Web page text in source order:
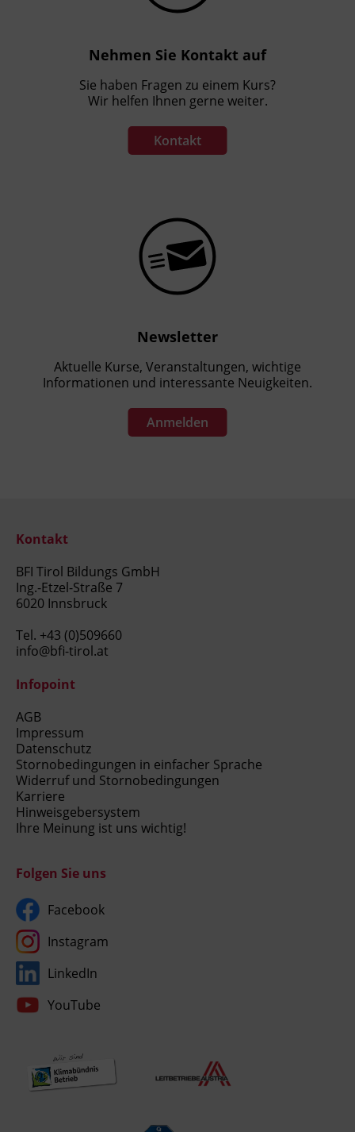
Nehmen Sie Kontakt auf
Sie haben Fragen zu einem Kurs?
Wir helfen Ihnen gerne weiter.
Kontakt
Newsletter
Aktuelle Kurse, Veranstaltungen, wichtige
Informationen und interessante Neuigkeiten.
Anmelden
Kontakt
BFI Tirol Bildungs GmbH
Ing.-Etzel-Straße 7
6020 Innsbruck
Tel. +43 (0)509660
info@bfi-tirol.at
Infopoint
AGB
Impressum
Datenschutz
Stornobedingungen in einfacher Sprache
Widerruf und Stornobedingungen
Karriere
Hinweisgebersystem
Ihre Meinung ist uns wichtig!
Folgen Sie uns
Facebook
Instagram
LinkedIn
YouTube